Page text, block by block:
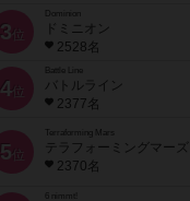
3 位
ドミニオン
2528名
4位
Battle Line
バトルライン
2377名
5 位
Terraforming Mars
テラフォーミングマーズ
2370名